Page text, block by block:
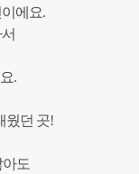
에요.
.
웠던 곳!
도